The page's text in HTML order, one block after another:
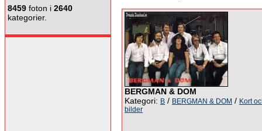
8459 foton i 2640
kategorier.
BERGMAN & DOM
Kategori: B / BERGMAN & DOM / Kort
bilder